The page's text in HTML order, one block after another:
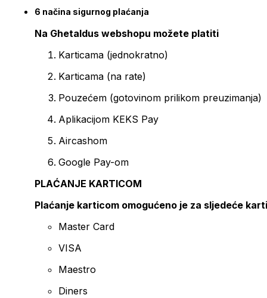
6 načina sigurnog plaćanja
Na Ghetaldus webshopu možete platiti
Karticama (jednokratno)
Karticama (na rate)
Pouzećem (gotovinom prilikom preuzimanja)
Aplikacijom KEKS Pay
Aircashom
Google Pay-om
PLAĆANJE KARTICOM
Plaćanje karticom omogućeno je za sljedeće
Master Card
VISA
Maestro
Diners